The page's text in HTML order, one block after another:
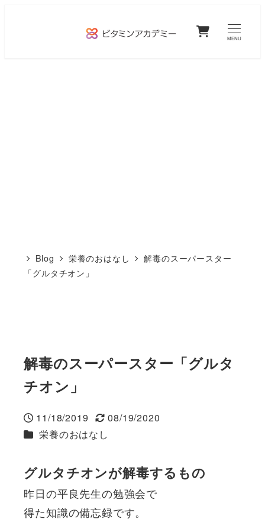
0
MENU
Blog 栄養のおはなし
解毒のスーパースター
「グルタチオン」
解毒のスーパースター「グルタ
チオン」
投稿日
11/18/2019
更新日
08/19/2020
カテゴリー
栄養のおはなし
グルタチオンが解毒するもの
昨日の平良先生の勉強会で
得た知識の備忘録です。